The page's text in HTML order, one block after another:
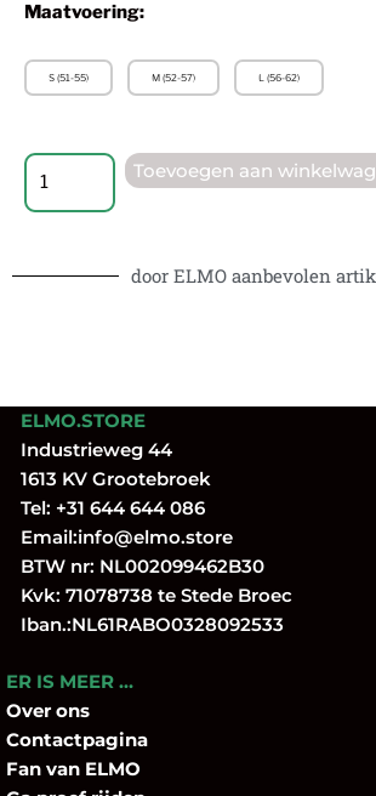
Maatvoering:
S (51-55) M (52-57) L (56-62)
Toevoegen aan
door ELMO aanbevolen
ELMO.STORE
Industrieweg 44
1613 KV Grootebroek
Tel: +31 644 644 086
Email:info@elmo.store
BTW nr: NL002099462B30
Kvk: 71078738 te Stede Broec
Iban.:NL61RABO0328092533
ER IS MEER …
Over ons
Contactpagina
Fan van ELMO